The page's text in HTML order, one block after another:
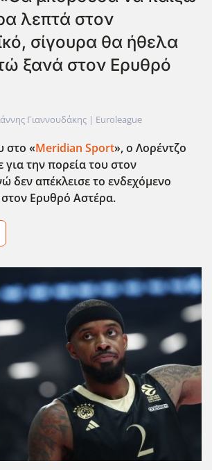
λεπτά στον
σίγουρα θα ήθελα
ξανά στον Ερυθρό
Γιαννουδάκης | Euroleague
στο «Meridian Sport», ο Λορέντζο
την πορεία του στον
δεν απέκλεισε το ενδεχόμενο
Ερυθρό Αστέρα.